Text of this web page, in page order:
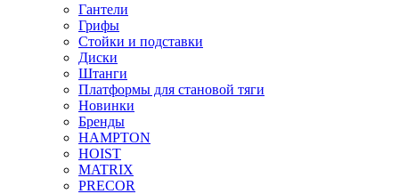
Гантели
Грифы
Стойки и подставки
Диски
Штанги
Платформы для становой тяги
Новинки
Бренды
HAMPTON
HOIST
MATRIX
PRECOR